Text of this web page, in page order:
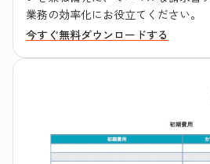
業務の効率化にお役立てください。
今すぐ無料ダウンロードする